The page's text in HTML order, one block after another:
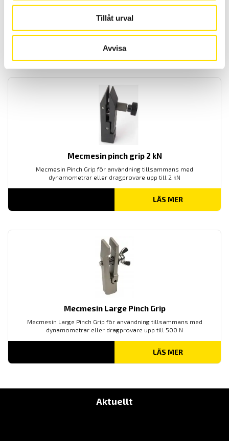
Tillåt urval
Avvisa
Motoriserat fjäderprovare/dragprovare från Mecmesin tillhör en ny
serie av provställ för produktprovning genom drag och trycktester
Mecmesin pinch grip 2 kN
Mecmesin Pinch Grip för användning tillsammans med
dynamometrar eller dragprovare upp till 2 kN
LÄS MER
Mecmesin Large Pinch Grip
Mecmesin Large Pinch Grip för användning tillsammans med
dynamometrar eller dragprovare upp till 500 N
LÄS MER
Aktuellt